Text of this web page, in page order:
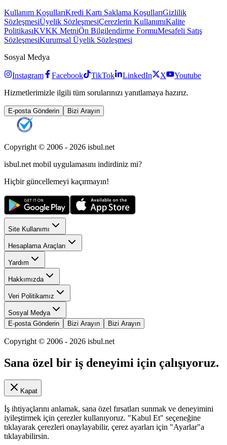
Kullanım KoşullarıKredi Kartı Saklama KoşullarıGizlilik
SözleşmesiÜyelik SözleşmesiÇerezlerin KullanımıKalite
PolitikasıKVKK MetniÖn Bilgilendirme FormuMesafeli Satış
SözleşmesiKurumsal Üyelik Sözleşmesi
Sosyal Medya
Instagram Facebook TikTok LinkedIn X
Youtube
Hizmetlerimizle ilgili tüm sorularınızı yanıtlamaya hazırız.
E-posta Gönderin Bizi Arayın
Copyright © 2006 - 2026 isbul.net
isbul.net mobil uygulamasını indirdiniz mi?
Hiçbir güncellemeyi kaçırmayın!
Site Kullanımı
Hesaplama Araçları
Yardım
Hakkımızda
Veri Politikamız
Sosyal Medya
E-posta Gönderin
Bizi Arayın Bizi Arayın
Copyright © 2006 - 2026 isbul.net
Sana özel bir iş deneyimi için çalışıyoruz.
Kapat
İş ihtiyaçlarını anlamak, sana özel fırsatları sunmak ve deneyimini
iyileştirmek için çerezler kullanıyoruz. "Kabul Et" seçeneğine
tıklayarak çerezleri onaylayabilir, çerez ayarları için "Ayarlar"a
tıklayabilirsin.